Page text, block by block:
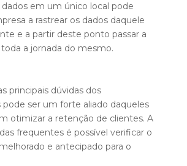
dados em um único local pode
a rastrear os dados daquele
e a partir deste ponto passar a
a jornada do mesmo.
principais dúvidas dos
pode ser um forte aliado daqueles
otimizar a retenção de clientes. A
frequentes é possível verificar o
e antecipado para o